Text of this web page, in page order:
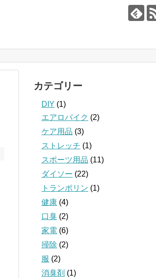
カテゴリー
DIY (1)
エアロバイク (2)
ケア用品 (3)
ストレッチ (1)
スポーツ用品 (11)
ダイソー (22)
トランポリン (1)
健康 (4)
口臭 (2)
家電 (6)
掃除 (2)
服 (2)
消臭剤 (1)